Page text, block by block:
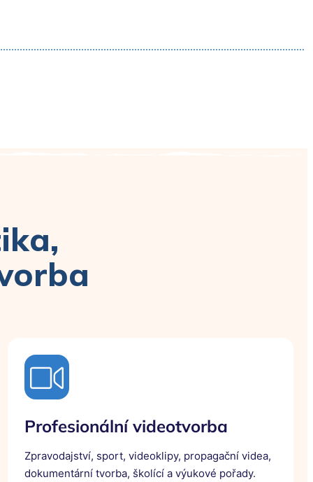
OK magazín 14.7.2026
prošla
Profesionální videotvorba
Zpravodajství, sport, videoklipy, propagační videa,
dokumentární tvorba, školící a výukové pořady.